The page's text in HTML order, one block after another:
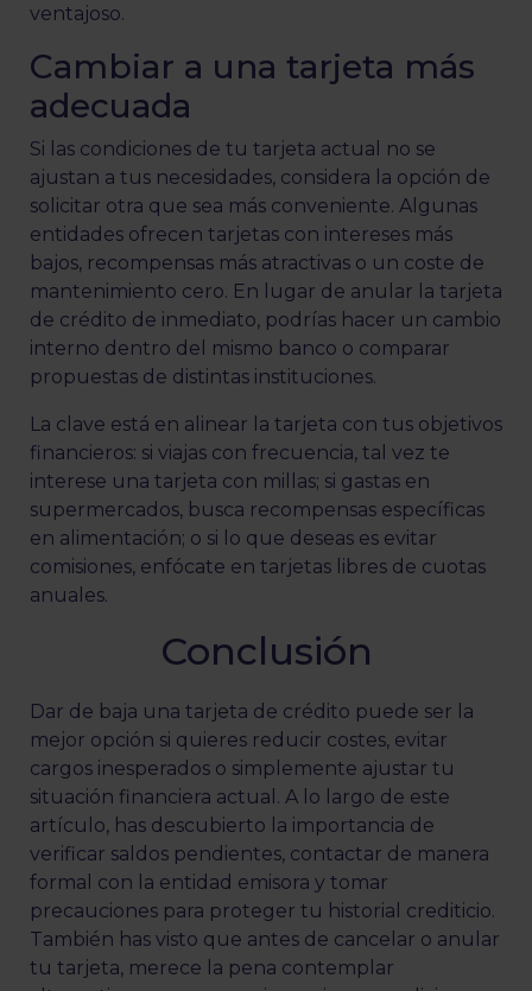
ventajoso.
Cambiar a una tarjeta más
adecuada
Si las condiciones de tu tarjeta actual no se
ajustan a tus necesidades, considera la opción de
solicitar otra que sea más conveniente. Algunas
entidades ofrecen tarjetas con intereses más
bajos, recompensas más atractivas o un coste de
mantenimiento cero. En lugar de anular la tarjeta
de crédito de inmediato, podrías hacer un cambio
interno dentro del mismo banco o comparar
propuestas de distintas instituciones.
La clave está en alinear la tarjeta con tus objetivos
financieros: si viajas con frecuencia, tal vez te
interese una tarjeta con millas; si gastas en
supermercados, busca recompensas específicas
en alimentación; o si lo que deseas es evitar
comisiones, enfócate en tarjetas libres de cuotas
anuales.
Conclusión
Dar de baja una tarjeta de crédito puede ser la
mejor opción si quieres reducir costes, evitar
cargos inesperados o simplemente ajustar tu
situación financiera actual. A lo largo de este
artículo, has descubierto la importancia de
verificar saldos pendientes, contactar de manera
formal con la entidad emisora y tomar
precauciones para proteger tu historial crediticio.
También has visto que antes de cancelar o anular
tu tarjeta, merece la pena contemplar